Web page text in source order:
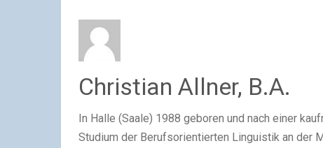
Christian Allner, B.A.
In Halle (Saale) 1988 geboren und nach einer
Studium der Berufsorientierten Linguistik an der